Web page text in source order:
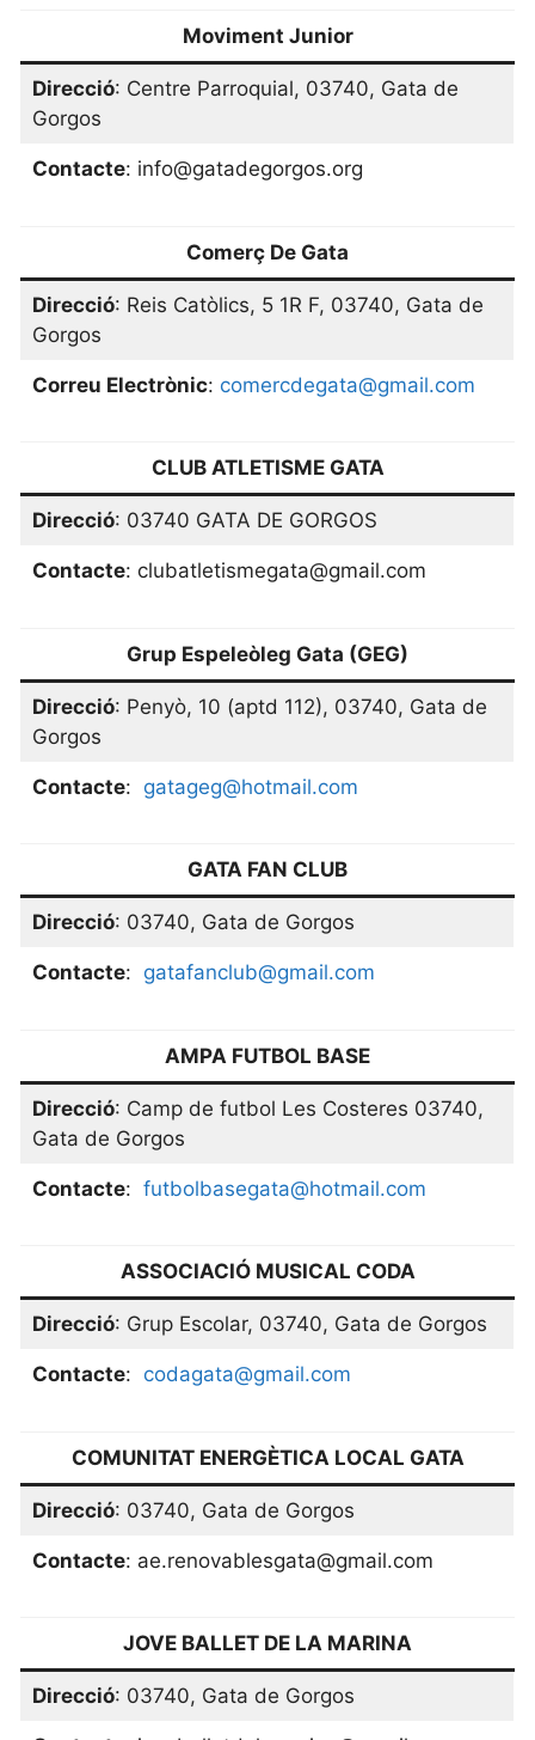
Moviment Junior
Direcció: Centre Parroquial, 03740, Gata de
Gorgos
Contacte: info@gatadegorgos.org
Comerç De Gata
Direcció: Reis Catòlics, 5 1R F, 03740, Gata de
Gorgos
Correu Electrònic: comercdegata@gmail.com
CLUB ATLETISME GATA
Direcció: 03740 GATA DE GORGOS
Contacte: clubatletismegata@gmail.com
Grup Espeleòleg Gata (GEG)
Direcció: Penyò, 10 (aptd 112), 03740, Gata de
Gorgos
Contacte: gatageg@hotmail.com
GATA FAN CLUB
Direcció: 03740, Gata de Gorgos
Contacte: gatafanclub@gmail.com
AMPA FUTBOL BASE
Direcció: Camp de futbol Les Costeres 03740,
Gata de Gorgos
Contacte: futbolbasegata@hotmail.com
ASSOCIACIÓ MUSICAL CODA
Direcció: Grup Escolar, 03740, Gata de Gorgos
Contacte: codagata@gmail.com
COMUNITAT ENERGÈTICA LOCAL GATA
Direcció: 03740, Gata de Gorgos
Contacte: ae.renovablesgata@gmail.com
JOVE BALLET DE LA MARINA
Direcció: 03740, Gata de Gorgos